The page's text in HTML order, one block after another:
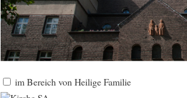
im Bereich von Heilige Familie